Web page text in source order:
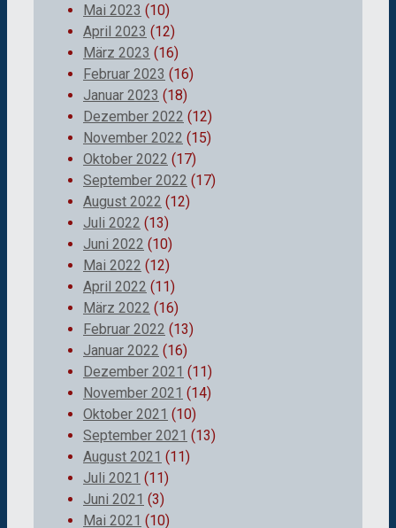
Mai 2023 (10)
April 2023 (12)
März 2023 (16)
Februar 2023 (16)
Januar 2023 (18)
Dezember 2022 (12)
November 2022 (15)
Oktober 2022 (17)
September 2022 (17)
August 2022 (12)
Juli 2022 (13)
Juni 2022 (10)
Mai 2022 (12)
April 2022 (11)
März 2022 (16)
Februar 2022 (13)
Januar 2022 (16)
Dezember 2021 (11)
November 2021 (14)
Oktober 2021 (10)
September 2021 (13)
August 2021 (11)
Juli 2021 (11)
Juni 2021 (3)
Mai 2021 (10)